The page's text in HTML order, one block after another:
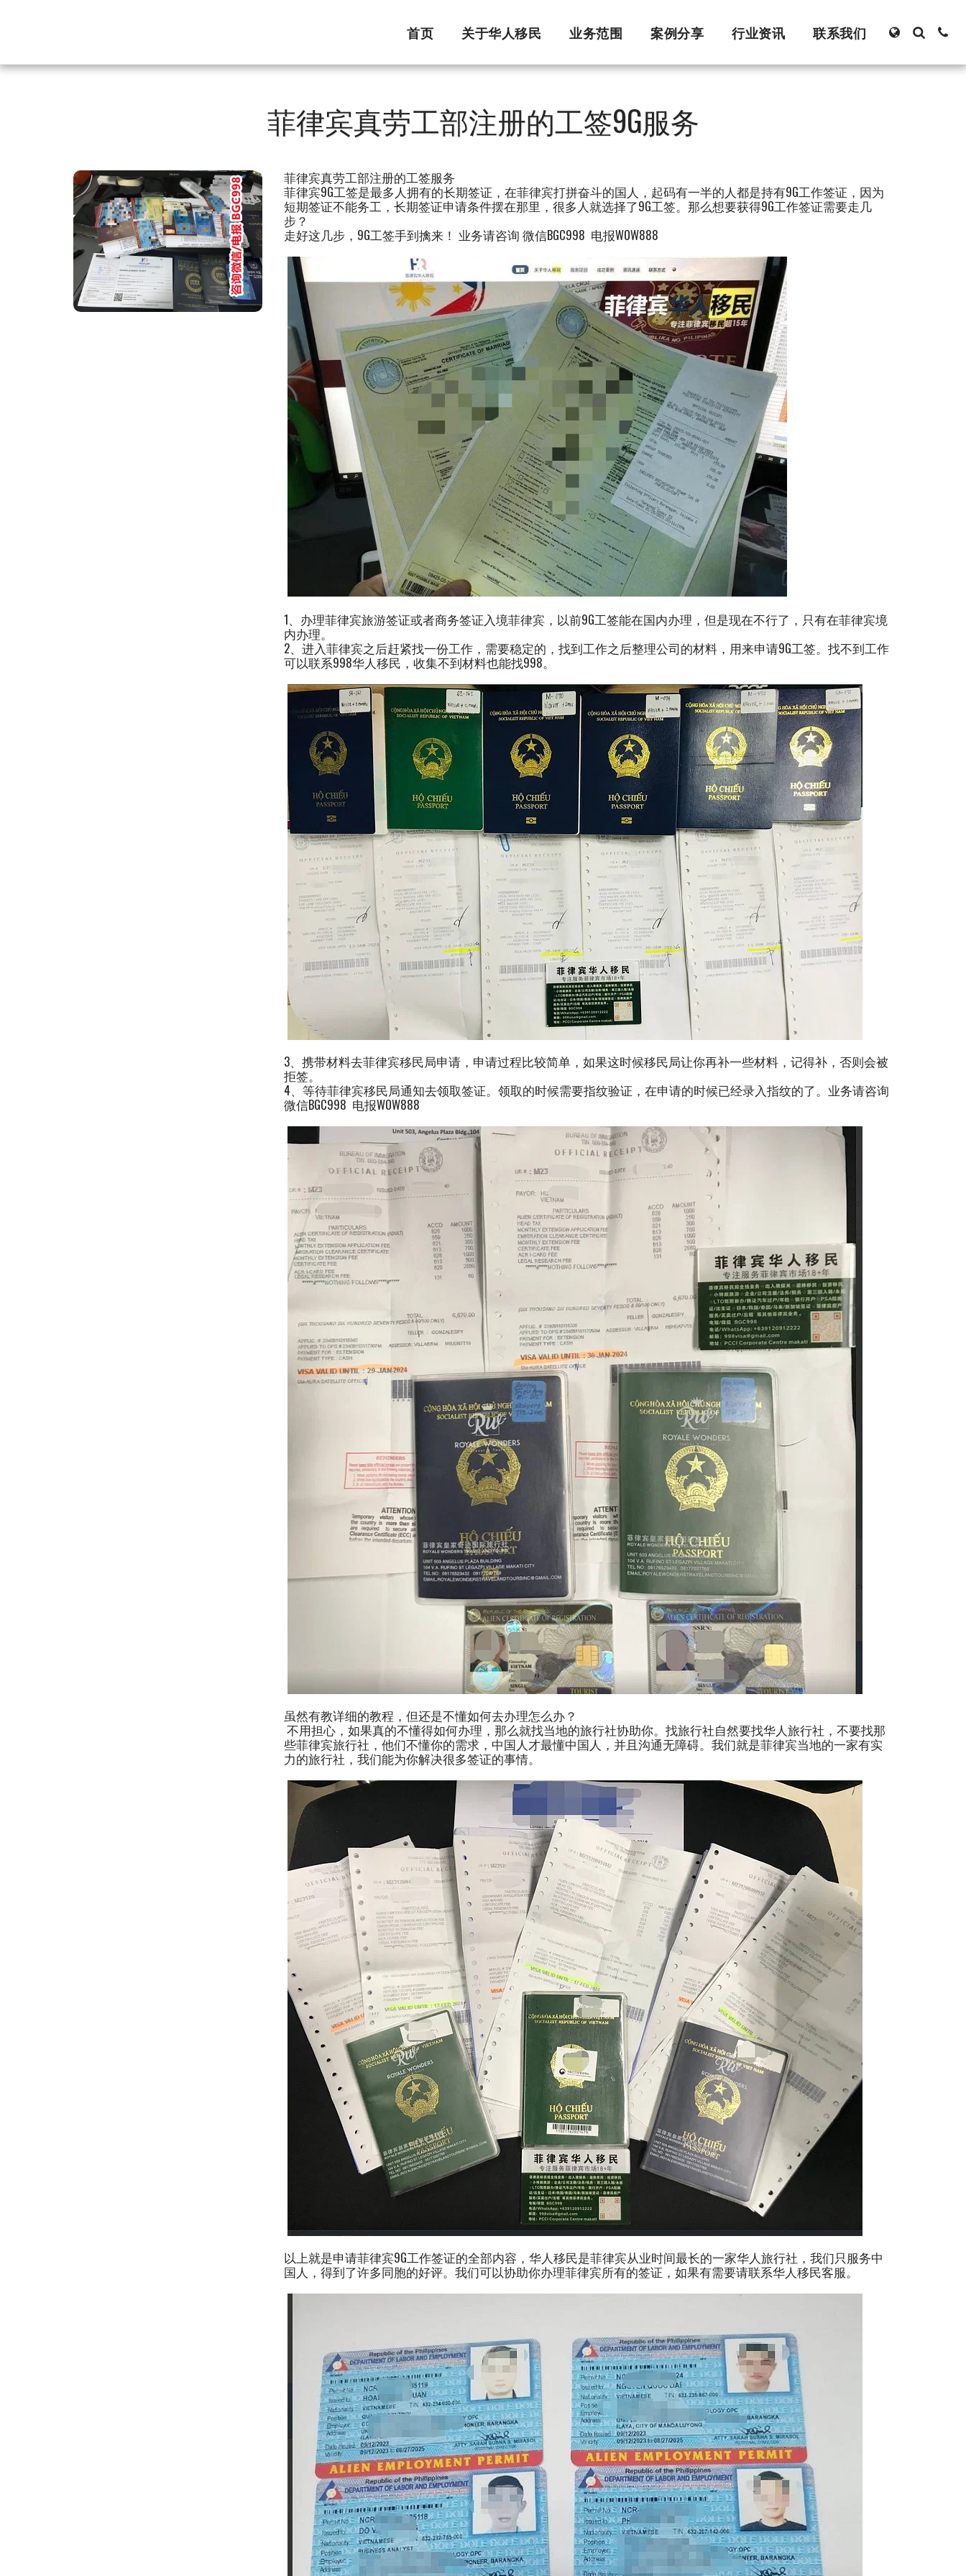
首页 关于华人移民 业务范围 案例分享 行业资讯 联系我们
菲律宾真劳工部注册的工签9G服务
菲律宾真劳工部注册的工签服务
菲律宾9G工签是最多人拥有的长期签证，在菲律宾打拼奋斗的国人，起码有一半的人都是持有9G工作签证，因为
短期签证不能务工，长期签证申请条件摆在那里，很多人就选择了9G工签。那么想要获得9G工作签证需要走几
步？
走好这几步，9G工签手到擒来！ 业务请咨询 微信BGC998 电报WOW888
1、办理菲律宾旅游签证或者商务签证入境菲律宾，以前9G工签能在国内办理，但是现在不行了，只有在菲律宾境
内办理。
2、进入菲律宾之后赶紧找一份工作，需要稳定的，找到工作之后整理公司的材料，用来申请9G工签。找不到工作
可以联系998华人移民，收集不到材料也能找998。
3、携带材料去菲律宾移民局申请，申请过程比较简单，如果这时候移民局让你再补一些材料，记得补，否则会被
拒签。
4、等待菲律宾移民局通知去领取签证。领取的时候需要指纹验证，在申请的时候已经录入指纹的了。业务请咨询
微信BGC998 电报WOW888
虽然有教详细的教程，但还是不懂如何去办理怎么办？
不用担心，如果真的不懂得如何办理，那么就找当地的旅行社协助你。找旅行社自然要找华人旅行社，不要找那
些菲律宾旅行社，他们不懂你的需求，中国人才最懂中国人，并且沟通无障碍。我们就是菲律宾当地的一家有实
力的旅行社，我们能为你解决很多签证的事情。
以上就是申请菲律宾9G工作签证的全部内容，华人移民是菲律宾从业时间最长的一家华人旅行社，我们只服务中
国人，得到了许多同胞的好评。我们可以协助你办理菲律宾所有的签证，如果有需要请联系华人移民客服。